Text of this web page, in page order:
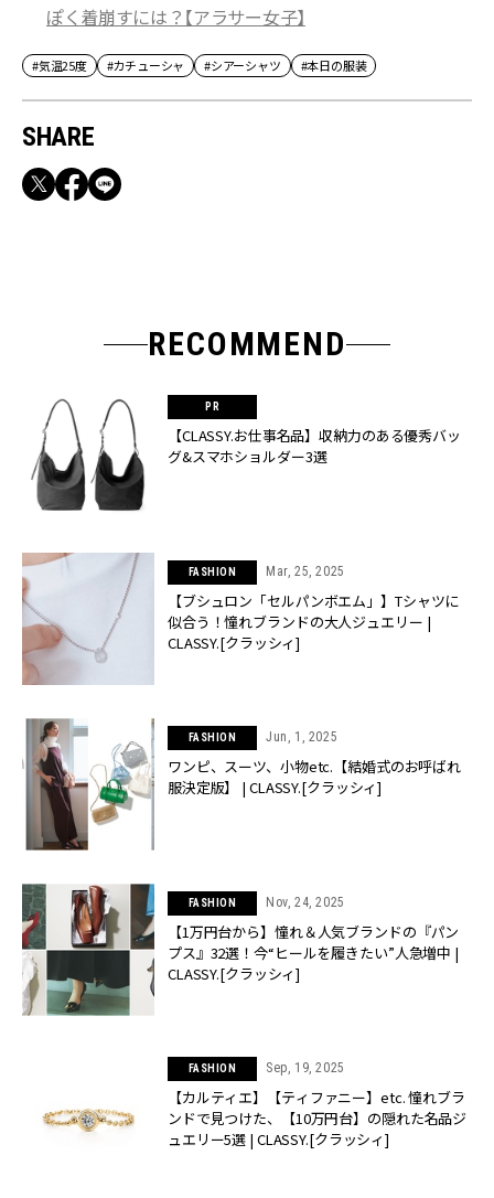
ぽく着崩すには？【アラサー女子】
#気温25度 #カチューシャ #シアーシャツ #本日の服装
SHARE
RECOMMEND
【CLASSY.お仕事名品】収納力のある優秀バッ
グ&スマホショルダー3選
FASHION Mar, 25, 2025
【ブシュロン「セルパンボエム」】Tシャツに
似合う！憧れブランドの大人ジュエリー |
CLASSY.[クラッシィ]
FASHION Jun, 1, 2025
ワンピ、スーツ、小物etc.【結婚式のお呼ばれ
服決定版】 | CLASSY.[クラッシィ]
FASHION Nov, 24, 2025
【1万円台から】憧れ＆人気ブランドの『パン
プス』32選！今“ヒールを履きたい”人急増中 |
CLASSY.[クラッシィ]
FASHION Sep, 19, 2025
【カルティエ】【ティファニー】etc. 憧れブラ
ンドで見つけた、【10万円台】の隠れた名品ジ
ュエリー5選 | CLASSY.[クラッシィ]